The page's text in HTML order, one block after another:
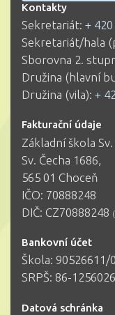
Kontakty
Sekretariát: +
Sekretariát/hala
Sborovna 2.
Družina (hlavní
Družina (vila): +
Fakturační údaje
Základní škola
Sv. Čecha 1686,
565 01 Choceň
IČO: 70888248
DIČ: CZ70888248
Bankovní účet
Škola: 90526611/
SRPŠ: 86-
Datová schránka